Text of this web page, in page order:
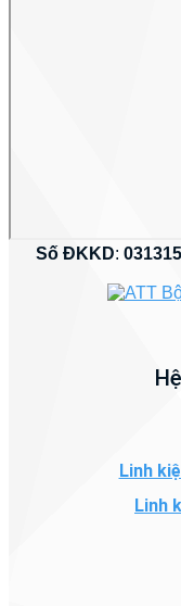
Số ĐKKD:
Linh
Linh